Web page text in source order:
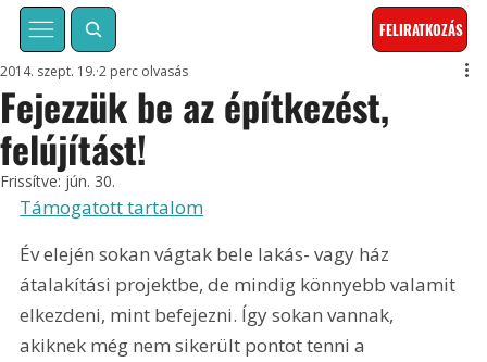
FELIRATKOZÁS
Fejezzük be az építkezést,
felújítást!
2014. szept. 19. 2 perc olvasás
Frissítve: jún. 30.
Támogatott tartalom
Év elején sokan vágtak bele lakás- vagy ház
átalakítási projektbe, de mindig könnyebb valamit
elkezdeni, mint befejezni. Így sokan vannak,
akiknek még nem sikerült pontot tenni a